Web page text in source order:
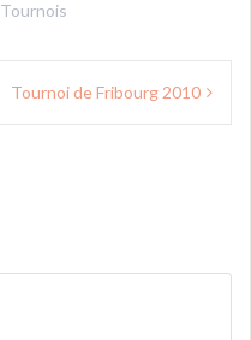
Tournois
Tournoi de Fribourg 2010